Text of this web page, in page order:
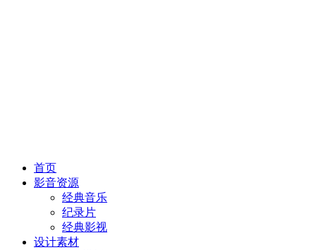
首页
影音资源
经典音乐
纪录片
经典影视
设计素材